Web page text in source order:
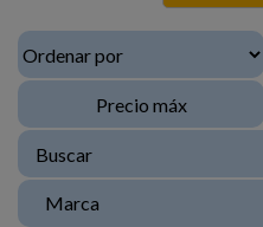
Marca